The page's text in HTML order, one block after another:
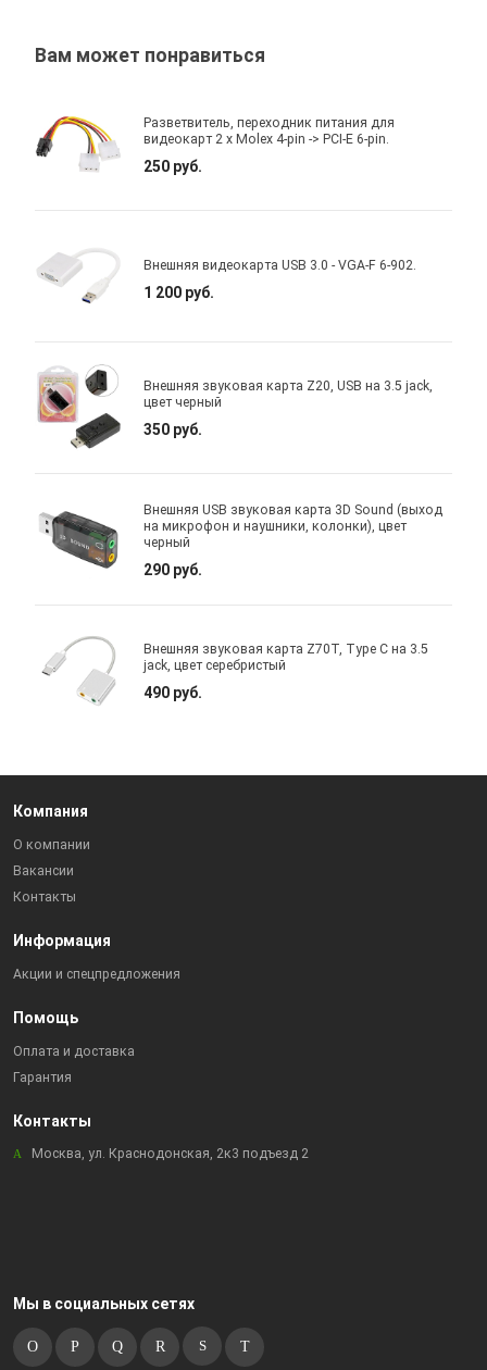
Вам может понравиться
Разветвитель, переходник питания для
видеокарт 2 x Molex 4-pin -> PCI-E 6-pin.
250 руб.
Внешняя видеокарта USB 3.0 - VGA-F 6-902.
1 200 руб.
Внешняя звуковая карта Z20, USB на 3.5 jack,
цвет черный
350 руб.
Внешняя USB звуковая карта 3D Sound (выход
на микрофон и наушники, колонки), цвет
черный
290 руб.
Внешняя звуковая карта Z70T, Type C на 3.5
jack, цвет серебристый
490 руб.
Компания
О компании
Вакансии
Контакты
Информация
Акции и спецпредложения
Помощь
Оплата и доставка
Гарантия
Контакты
Москва, ул. Краснодонская, 2к3 подъезд 2
Мы в социальных сетях